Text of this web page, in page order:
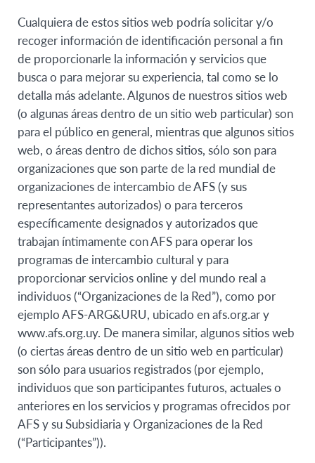
Cualquiera de estos sitios web podría solicitar y/o
recoger información de identificación personal a fin
de proporcionarle la información y servicios que
busca o para mejorar su experiencia, tal como se lo
detalla más adelante. Algunos de nuestros sitios web
(o algunas áreas dentro de un sitio web particular) son
para el público en general, mientras que algunos sitios
web, o áreas dentro de dichos sitios, sólo son para
organizaciones que son parte de la red mundial de
organizaciones de intercambio de AFS (y sus
representantes autorizados) o para terceros
específicamente designados y autorizados que
trabajan íntimamente con AFS para operar los
programas de intercambio cultural y para
proporcionar servicios online y del mundo real a
individuos (“Organizaciones de la Red”), como por
ejemplo AFS-ARG&URU, ubicado en afs.org.ar y
www.afs.org.uy. De manera similar, algunos sitios web
(o ciertas áreas dentro de un sitio web en particular)
son sólo para usuarios registrados (por ejemplo,
individuos que son participantes futuros, actuales o
anteriores en los servicios y programas ofrecidos por
AFS y su Subsidiaria y Organizaciones de la Red
(“Participantes”)).